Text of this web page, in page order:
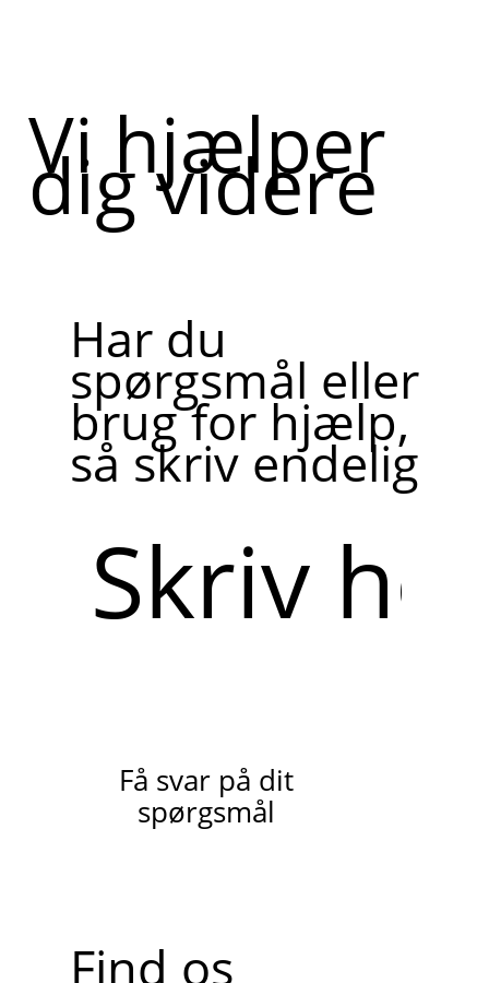
Vi hjælper
dig videre
Har du
spørgsmål eller
brug for hjælp,
så skriv endelig
her
Få svar på dit
spørgsmål
Find os